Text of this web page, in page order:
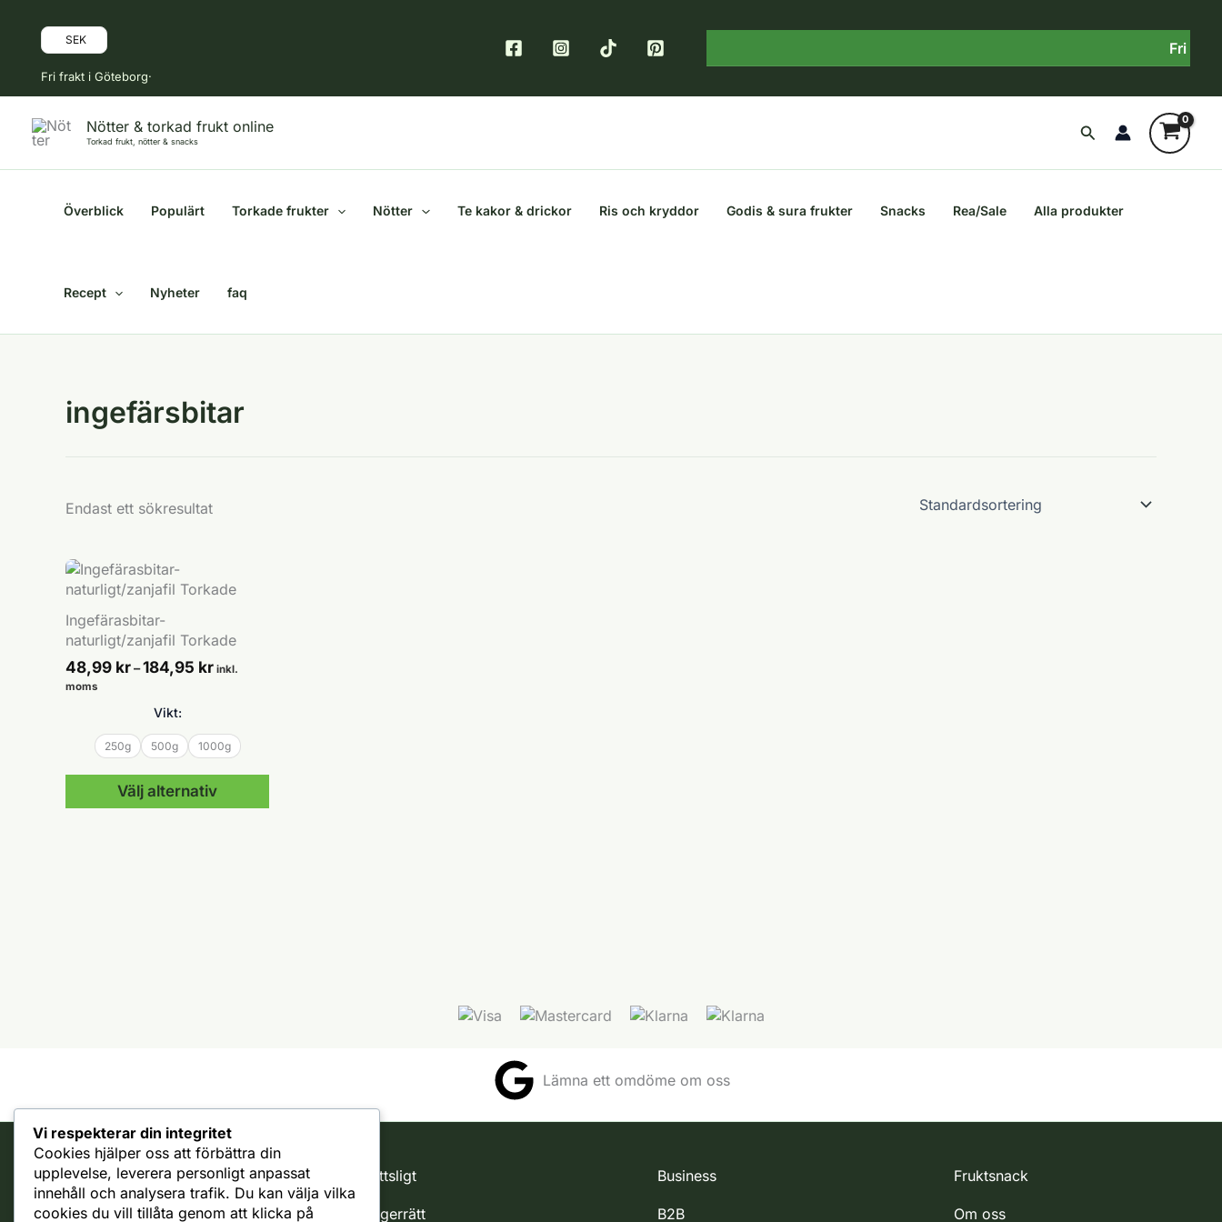
innehåll
SEK
Fri frakt i Göteborg·
Fri frakt
Nötter & torkad frukt online
Torkad frukt, nötter & snacks
Sök
Överblick Populärt Torkade frukter Nötter Te kakor & drickor Ris och kryddor Godis & sura frukter Snacks Rea/Sale Alla produkter
Recept Nyheter faq
ingefärsbitar
Endast ett sökresultat
Ingefärasbitar-
naturligt/zanjafil Torkade
48,99 kr–184,95 krPrisintervall:
inkl.
moms
Vikt:
250g 500g 1000g
Välj alternativ
Lämna ett omdöme om oss
Kundtjänst Rättsligt
Ångerrätt
Business
B2B
Fruktsnack
Om oss
Vi respekterar din integritet
Cookies hjälper oss att förbättra din
upplevelse, leverera personligt anpassat
innehåll och analysera trafik. Du kan välja vilka
cookies du vill tillåta genom att klicka på